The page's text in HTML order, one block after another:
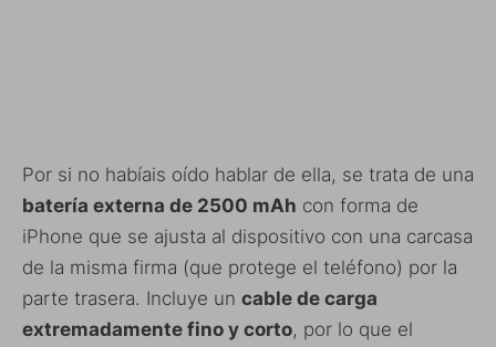
Por si no habíais oído hablar de ella, se trata de una
batería externa de 2500 mAh con forma de
iPhone que se ajusta al dispositivo con una carcasa
de la misma firma (que protege el teléfono) por la
parte trasera. Incluye un cable de carga
extremadamente fino y corto, por lo que el